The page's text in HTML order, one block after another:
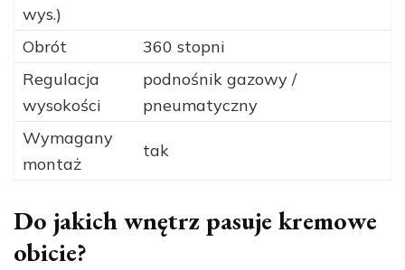
wys.)
Obrót
360 stopni
Regulacja
wysokości
podnośnik gazowy /
pneumatyczny
Wymagany
montaż
tak
Do jakich wnętrz pasuje kremowe
obicie?